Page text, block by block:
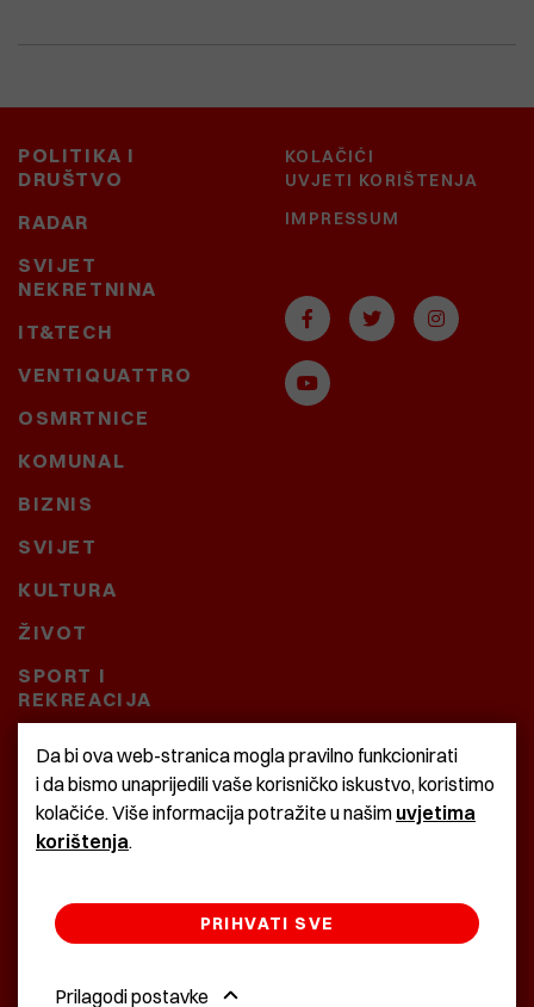
POLITIKA I
DRUŠTVO
RADAR
SVIJET
NEKRETNINA
IT&TECH
VENTIQUATTRO
OSMRTNICE
KOMUNAL
BIZNIS
SVIJET
KULTURA
ŽIVOT
SPORT I
REKREACIJA
BAŠTARDINI I PRAVI
KRASNA ZEMLJA
KOLAČIĆI
UVJETI KORIŠTENJA
IMPRESSUM
Da bi ova web-stranica mogla pravilno funkcionirati
i da bismo unaprijedili vaše korisničko iskustvo, koristimo
kolačiće. Više informacija potražite u našim uvjetima
korištenja.
Prilagodi postavke
PRIHVATI SVE